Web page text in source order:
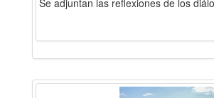
Se adjuntan las reflexiones de los